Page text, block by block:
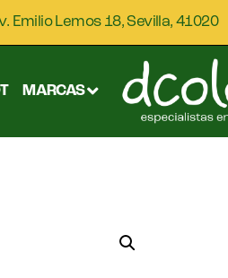
Emilio Lemos 18, Sevilla, 41020
MARCAS